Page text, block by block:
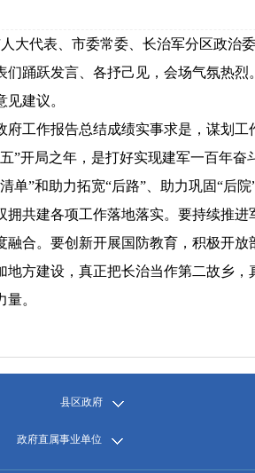
大代表、市委常委、长治军分区政治
们踊跃发言、各抒己见，会场气氛热
见建议。
府工作报告总结成绩实事求是，谋划
”开局之年，是打好实现建军一百年
单”和助力拓宽“后路”、助力巩固“后
拥共建各项工作落地落实。要持续推
融合。要创新开展国防教育，积极开
地方建设，真正把长治当作第二故乡
。
县区政府
政府直属事业单位